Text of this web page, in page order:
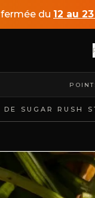
du 12 au
DE SUGAR RUSH